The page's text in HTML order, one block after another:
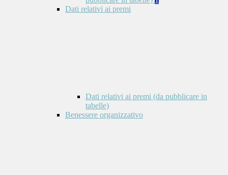
Dati relativi ai premi
Dati relativi ai premi (da pubblicare in
tabelle)
Benessere organizzativo